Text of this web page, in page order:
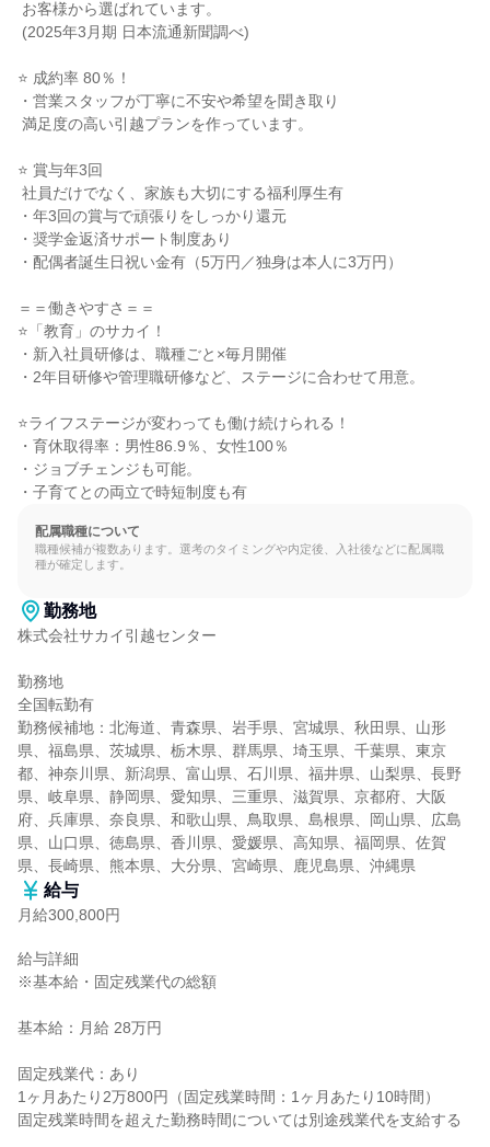
⭐ 成約率 80％！
・営業スタッフが丁寧に不安や希望を聞き取り
⭐ 賞与年3回
・年3回の賞与で頑張りをしっかり還元
・奨学金返済サポート制度あり
・配偶者誕生日祝い金有（5万円／独身は本人に3万円）
＝＝働きやすさ＝＝
⭐「教育」のサカイ！
・新入社員研修は、職種ごと×毎月開催
・2年目研修や管理職研修など、ステージに合わせて用意。
⭐ライフステージが変わっても働け続けられる！
・育休取得率：男性86.9％、女性100％
・ジョブチェンジも可能。
・子育てとの両立で時短制度も有
配属職種について
職種候補が複数あります。選考のタイミングや内定後、入社後などに配属職
種が確定します。
勤務地
株式会社サカイ引越センター
勤務地
全国転勤有
勤務候補地：北海道、青森県、岩手県、宮城県、秋田県、山形
県、福島県、茨城県、栃木県、群馬県、埼玉県、千葉県、東京
都、神奈川県、新潟県、富山県、石川県、福井県、山梨県、長野
県、岐阜県、静岡県、愛知県、三重県、滋賀県、京都府、大阪
府、兵庫県、奈良県、和歌山県、鳥取県、島根県、岡山県、広島
県、山口県、徳島県、香川県、愛媛県、高知県、福岡県、佐賀
県、長崎県、熊本県、大分県、宮崎県、鹿児島県、沖縄県
給与
月給300,800円
給与詳細
※基本給・固定残業代の総額
基本給：月給 28万円
固定残業代：あり
1ヶ月あたり2万800円（固定残業時間：1ヶ月あたり10時間）
固定残業時間を超えた勤務時間については別途残業代を支給する